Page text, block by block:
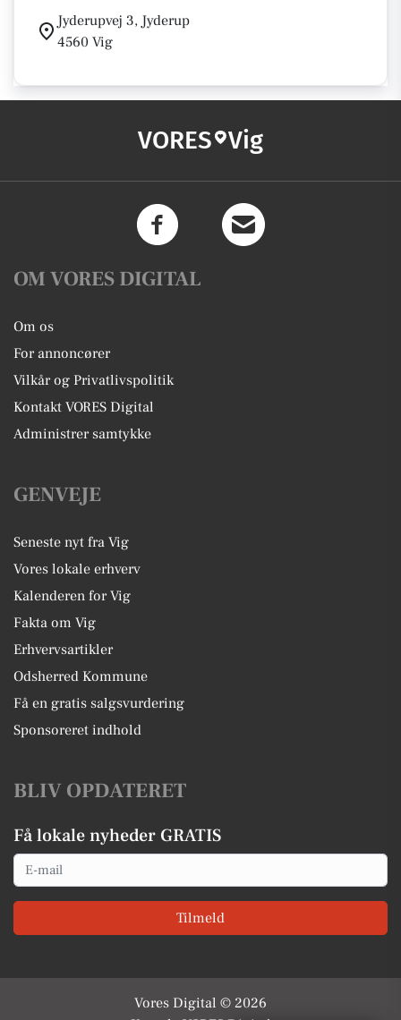
Jyderupvej 3, Jyderup
4560 Vig
VORES Vig
OM VORES DIGITAL
Om os
For annoncører
Vilkår og Privatlivspolitik
Kontakt VORES Digital
Administrer samtykke
GENVEJE
Seneste nyt fra Vig
Vores lokale erhverv
Kalenderen for Vig
Fakta om Vig
Erhvervsartikler
Odsherred Kommune
Få en gratis salgsvurdering
Sponsoreret indhold
BLIV OPDATERET
Få lokale nyheder GRATIS
Email
Tilmeld
Vores Digital © 2026